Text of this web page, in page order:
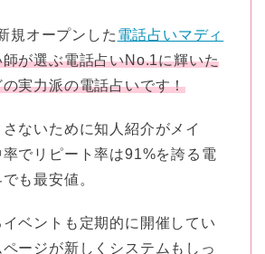
規オープンした 電話占いマディ
師が選ぶ電話占いNo.1に輝いた
実力派の電話占いです！
ないために知人紹介がメイ
でリピート率は91%を誇る電
も最安値。
ベントも定期的に開催してい
ージが新しくシステムもしっ